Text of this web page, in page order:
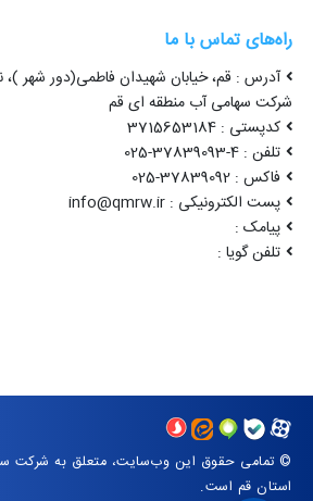
راه‌های تماس با ما
آدرس : قم، خیابان شهیدان فاطمی(دور شهر
شرکت سهامی آب منطقه ای قم
کدپستی : 3715653184
تلفن : 4-37839093-025
فاکس : 37839092-025
پست الکترونیکی : info@qmrw.ir
پیامک :
تلفن گویا :
© تمامی حقوق این وب‌سایت، متعلق به شرکت
استان قم است.